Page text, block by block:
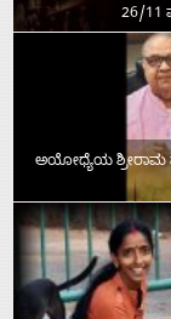
26/11
ಅಯೋಧ್ಯೆಯ ಶ್ರೀರಾಮ